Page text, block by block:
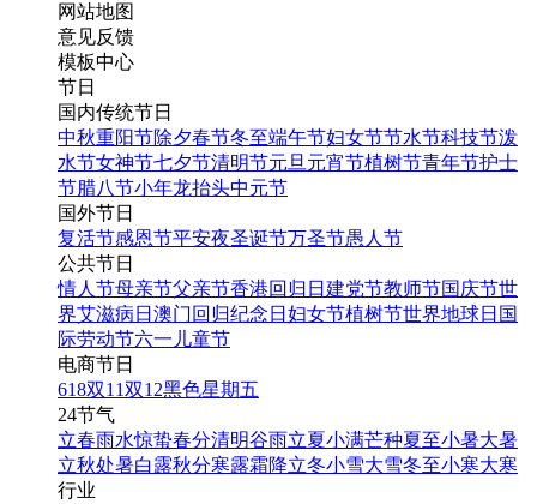
网站地图
意见反馈
模板中心
节日
国内传统节日
中秋重阳节除夕春节冬至端午节妇女节节水节科技节泼
水节女神节七夕节清明节元旦 元宵节植树节青年节护士
节腊八节小年龙抬头中元节
国外节日
复活节感恩节平安夜圣诞节万圣节愚人节
公共节日
情人节母亲节父亲节香港回归日 建党节教师节国庆节世
界艾滋病日 澳门回归纪念日 妇女节植树节世界地球日 国
际劳动节六一儿童节
电商节日
618双11双12黑色星期五
24节气
立春雨水惊蛰春分清明谷雨立夏小满芒种夏至小暑大暑
立秋处暑白露秋分寒露霜降立冬小雪大雪冬至小寒大寒
行业